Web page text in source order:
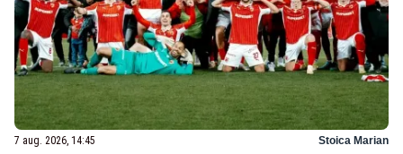
7 aug. 2026, 14:45 Stoica Marian